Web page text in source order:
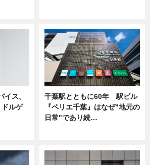
ス。
ルゲ
千葉駅とともに60年 駅ビル
『ペリエ千葉』はなぜ"地元の
日常"であり続…